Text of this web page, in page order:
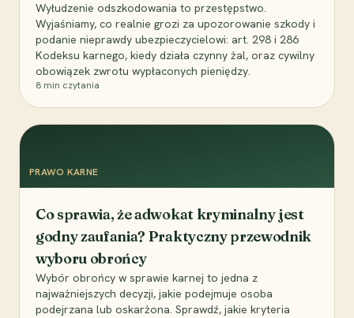
Wyłudzenie odszkodowania to przestępstwo.
Wyjaśniamy, co realnie grozi za upozorowanie szkody i
podanie nieprawdy ubezpieczycielowi: art. 298 i 286
Kodeksu karnego, kiedy działa czynny żal, oraz cywilny
obowiązek zwrotu wypłaconych pieniędzy.
8 min czytania
PRAWO KARNE
Co sprawia, że adwokat kryminalny jest
godny zaufania? Praktyczny przewodnik
wyboru obrońcy
Wybór obrońcy w sprawie karnej to jedna z
najważniejszych decyzji, jakie podejmuje osoba
podejrzana lub oskarżona. Sprawdź, jakie kryteria